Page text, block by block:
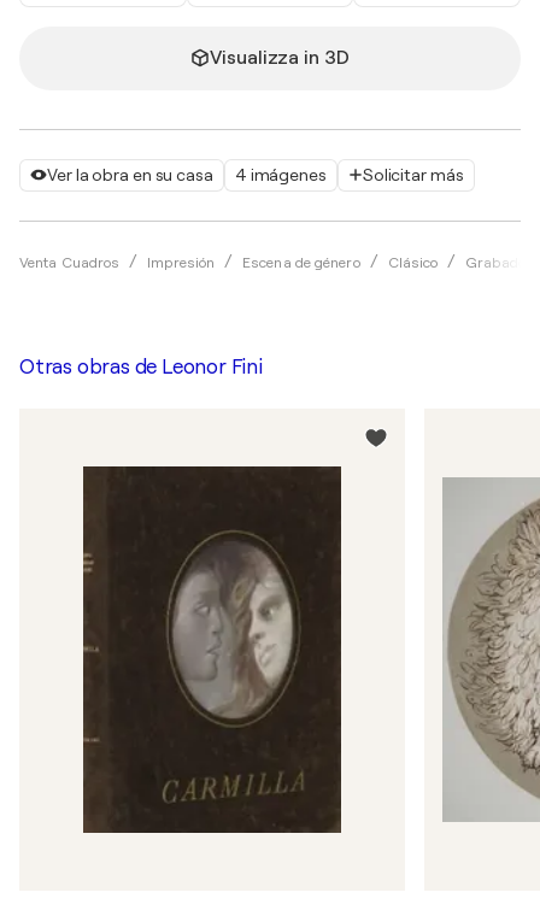
Ver la obra en su casa 4 imágenes Solicitar más
Venta Cuadros Impresión Escena de género Clásico Grabado
Visualizza in 3D
Otras obras de Leonor Fini